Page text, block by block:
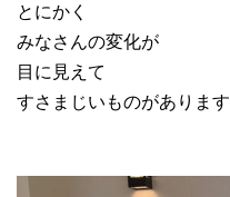
とにかく
みなさんの変化が
目に見えて
すさまじいものがあります